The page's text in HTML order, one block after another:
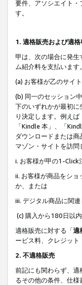
要件、アソシエイト
す。
1. 適格販売および適格
甲は、次の場合に発生
ム紹介料を支払います。
(a) お客様が乙のサイ
(b) 同一のセッション
下のいずれかが最初
り決定します。例え
「Kindle 本」、「
ダウンロードまたは商
マゾン・サイトを訪
i. お客様が甲の1-Click
ii. お客様が商品をシ
か、または
iii. デジタル商品に関
(c) 購入から180日以
適格販売に対する「適
ービス料、クレジッ
2. 不適格販売
前記にも関わらず、
るその他の条件、仕